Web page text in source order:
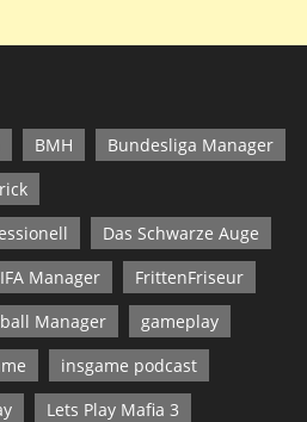
BMH
Bundesliga Manager
Das Schwarze Auge
Manager
FrittenFriseur
Manager
gameplay
insgame podcast
Lets Play Mafia 3